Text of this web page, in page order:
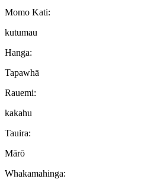
Momo Kati:
kutumau
Hanga:
Tapawhā
Rauemi:
kakahu
Tauira:
Mārō
Whakamahinga: